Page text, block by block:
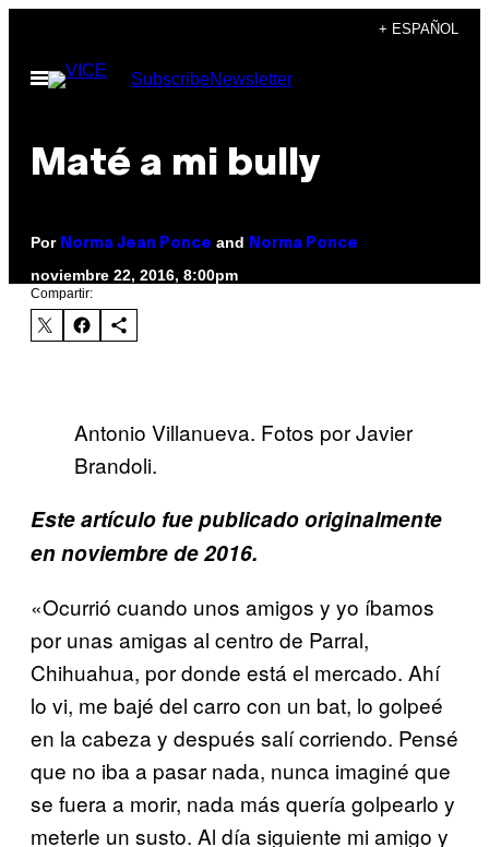
contenido
+ ESPAÑOL
Abrir
Menú
SubscribeNewsletter
Maté a mi bully
Por Norma Jean Ponce and Norma Ponce
noviembre 22, 2016, 8:00pm
Compartir:
Antonio Villanueva. Fotos por Javier
Brandoli.
Este artículo fue publicado originalmente
en noviembre de 2016.
«Ocurrió cuando unos amigos y yo íbamos
por unas amigas al centro de Parral,
Chihuahua, por donde está el mercado. Ahí
lo vi, me bajé del carro con un bat, lo golpeé
en la cabeza y después salí corriendo. Pensé
que no iba a pasar nada, nunca imaginé que
se fuera a morir, nada más quería golpearlo y
meterle un susto. Al día siguiente mi amigo y